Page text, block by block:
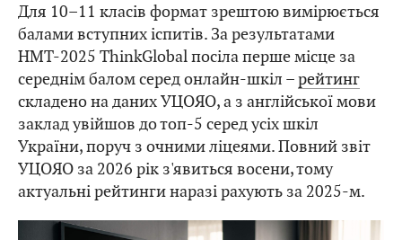
Для 10–11 класів формат зрештою вимірюється
балами вступних іспитів. За результатами
НМТ-2025 ThinkGlobal посіла перше місце за
середнім балом серед онлайн-шкіл –рейтинг
складено на даних УЦОЯО, а з англійської мови
заклад увійшов до топ-5 серед усіх шкіл
України, поруч з очними ліцеями. Повний звіт
УЦОЯО за 2026 рік з'явиться восени, тому
актуальні рейтинги наразі рахують за 2025-м.